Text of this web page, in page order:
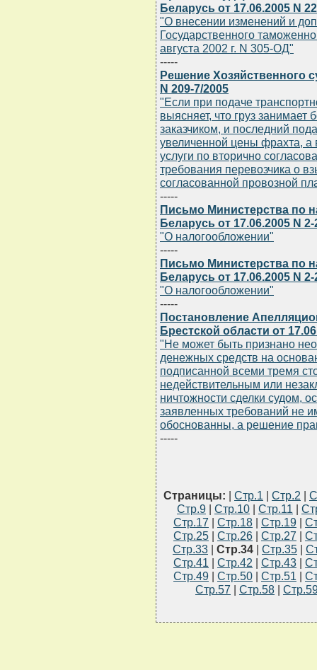
Беларусь от 17.06.2005 N
"О внесении изменений и
Государственного
августа 2002 г. N 305-ОД"
-----
Решение Хозяйственного
N 209-7/2005
"Если при подаче
выясняет, что груз занимает
заказчиком, и последний
увеличенной цены фрахта, а
услуги по вторично
требования перевозчика о
согласованной провозной
-----
Письмо Министерства по
Беларусь от 17.06.2005 N 2-
"О налогообложении"
-----
Письмо Министерства по
Беларусь от 17.06.2005 N 2-
"О налогообложении"
-----
Постановление
Брестской области от
"Не может быть признано
денежных средств на
подписанной всеми тремя
недействительным или
ничтожности сделки судом,
заявленных требований не
обоснованны, а решение
-----
Страницы: | Стр.1 | Стр.2 |
Стр.9 | Стр.10 | Стр.11 |
Стр.17 | Стр.18 | Стр.19 |
Стр.25 | Стр.26 | Стр.27 |
Стр.33 | Стр.34 | Стр.35 |
Стр.41 | Стр.42 | Стр.43 |
Стр.49 | Стр.50 | Стр.51 |
Стр.57 | Стр.58 |